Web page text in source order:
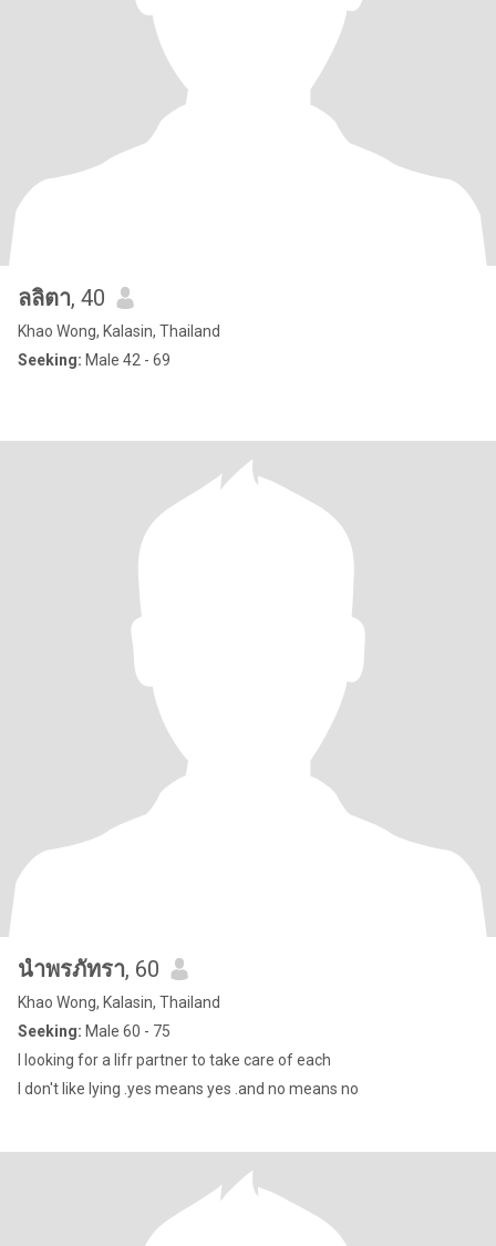
ลลิตา, 40
Khao Wong, Kalasin, Thailand
Seeking: Male 42 - 69
นําพรภัทรา, 60
Khao Wong, Kalasin, Thailand
Seeking: Male 60 - 75
I looking for a lifr partner to take care of each
I don't like lying .yes means yes .and no means no